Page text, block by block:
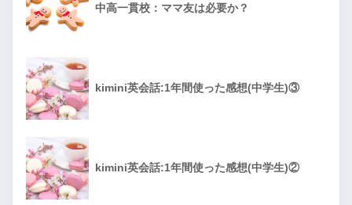
中高一貫校：ママ友は必要か？
kimini英会話:1年間使った感想(中学生)③
kimini英会話:1年間使った感想(中学生)②